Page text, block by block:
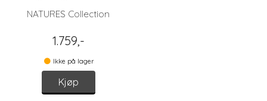
NATURES Collection
1.759,-
Ikke på lager
Kjøp